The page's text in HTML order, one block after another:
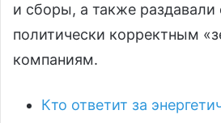
и сборы, а также раздавали
политически корректным
компаниям.
Кто ответит за